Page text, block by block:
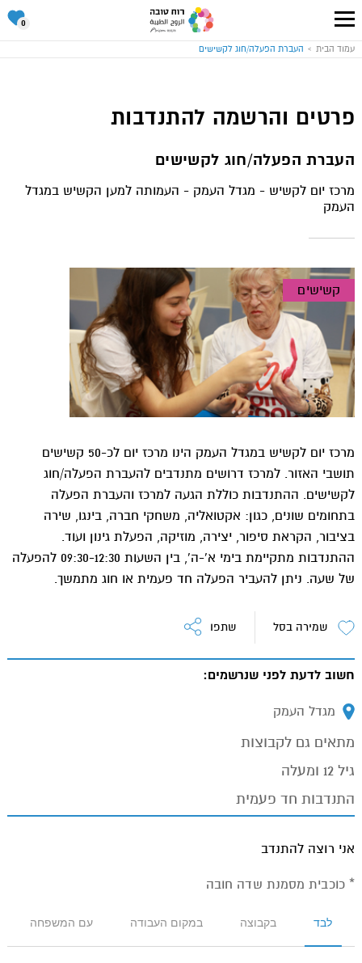
עבור
לעמוד
טובה
0
סל
שלי
עמוד הבית העברת הפעלה/חוג לקשישים
פרטים והרשמה להתנדבות
העברת הפעלה/חוג לקשישים
מרכז יום לקשיש - מגדל העמק - העמותה למען הקשיש במגדל
העמק
קשישים
מרכז יום לקשיש במגדל העמק הינו מרכז יום לכ-50 קשישים
תושבי האזור. למרכז דרושים מתנדבים להעברת הפעלה/חוג
לקשישים. ההתנדבות כוללת הגעה למרכז והעברת הפעלה
בתחומים שונים, כגון: אקטואליה, משחקי חברה, בינגו, שירה
בציבור, הקראת סיפור, יצירה, מוזיקה, הפעלת גינון ועוד.
ההתנדבות מתקיימת בימי א'-ה', בין השעות 09:30-12:30 להפעלה
של שעה. ניתן להעביר הפעלה חד פעמית או חוג מתמשך.
שמירה בסל שתפו
חשוב לדעת לפני שנרשמים:
מיקום:
מגדל העמק
מתאים גם לקבוצות
גיל 12 ומעלה
התנדבות חד פעמית
אני רוצה להתנדב
* כוכבית מסמנת שדה חובה
לבד בקבוצה במקום העבודה עם המשפחה